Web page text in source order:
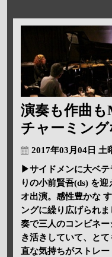
演奏も作曲
チャーミン
2017年03月04日 土
▶サイドメンに大ベ
りの小前賢吾(ds) を
オ出演。感性豊かな
ングに繰り広げられ
奏で三人のコンビネ
き活きしていて、と
直な気持ちがストレ